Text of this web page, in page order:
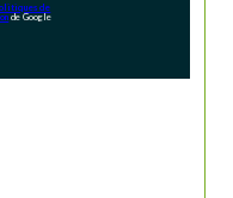
de
de Google